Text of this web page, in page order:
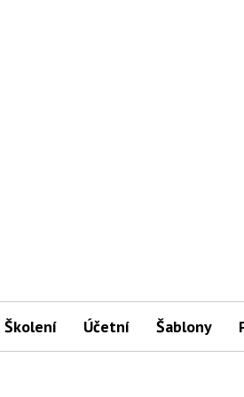
Školení Účetní Šablony